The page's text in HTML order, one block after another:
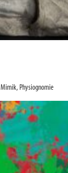
Mimik, Physiognomie